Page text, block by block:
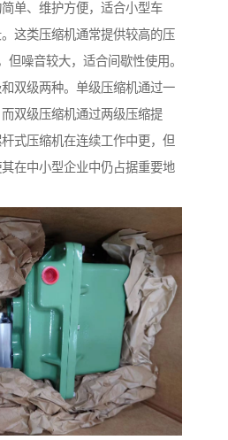
单、维护方便，适合小型车
这类压缩机通常提供较高的压
但噪音较大，适合间歇性使用。
双级两种。单级压缩机通过一
双级压缩机通过两级压缩提
式压缩机在连续工作中更，但
在中小型企业中仍占据重要地